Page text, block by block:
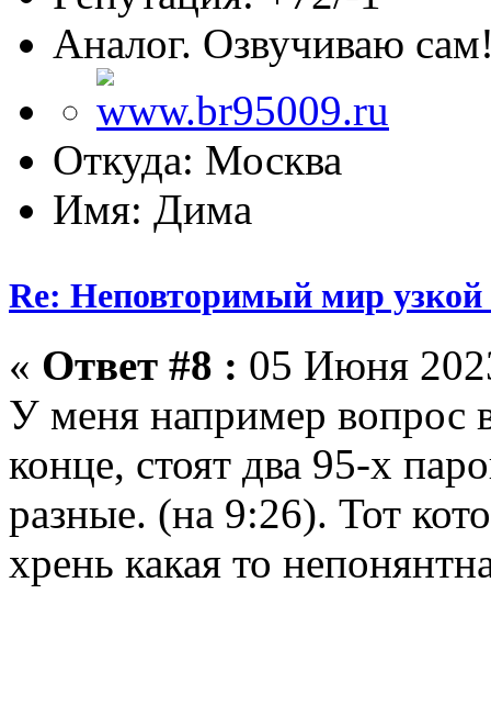
Аналог. Озвучиваю
Откуда: Москва
Имя: Дима
Re: Неповторимый мир узкой
« Ответ #8 : 05 Июня
У меня например вопрос
конце, стоят два 95-х
разные. (на 9:26). Тот
хрень какая то